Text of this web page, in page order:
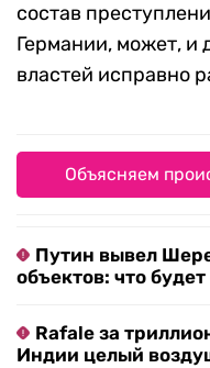
состав
Германии, может, и
властей исправно
Объясняем
Путин вывел
объектов: что
Rafale за
Индии целый